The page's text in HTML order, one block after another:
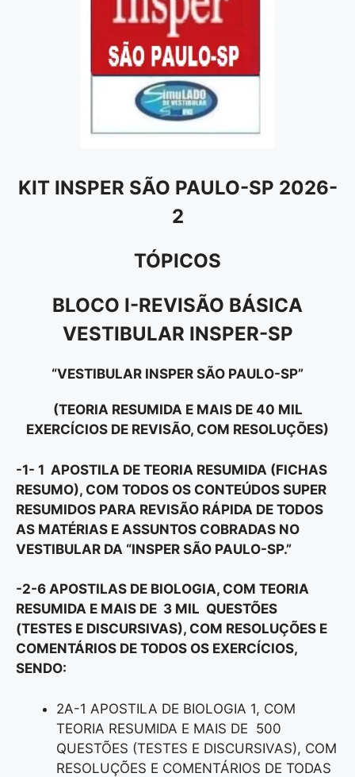
KIT INSPER SÃO PAULO-SP 2026-
2
TÓPICOS
BLOCO I-REVISÃO BÁSICA
VESTIBULAR INSPER-SP
“VESTIBULAR INSPER SÃO PAULO-SP”
(TEORIA RESUMIDA E MAIS DE 40 MIL
EXERCÍCIOS DE REVISÃO, COM RESOLUÇÕES)
-1- 1 APOSTILA DE TEORIA RESUMIDA (FICHAS
RESUMO), COM TODOS OS CONTEÚDOS SUPER
RESUMIDOS PARA REVISÃO RÁPIDA DE TODOS
AS MATÉRIAS E ASSUNTOS COBRADAS NO
VESTIBULAR DA “INSPER SÃO PAULO-SP.”
-2-6 APOSTILAS DE BIOLOGIA, COM TEORIA
RESUMIDA E MAIS DE 3 MIL QUESTÕES
(TESTES E DISCURSIVAS), COM RESOLUÇÕES E
COMENTÁRIOS DE TODOS OS EXERCÍCIOS,
SENDO:
2A-1 APOSTILA DE BIOLOGIA 1, COM
TEORIA RESUMIDA E MAIS DE 500
QUESTÕES (TESTES E DISCURSIVAS), COM
RESOLUÇÕES E COMENTÁRIOS DE TODAS